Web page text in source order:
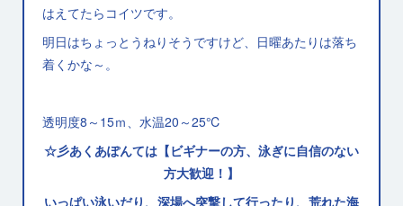
はえてたらコイツです。
明日はちょっとうねりそうですけど、日曜あたりは落ち
着くかな～。
透明度8～15ｍ、水温20～25℃
☆彡あくあぽんては【ビギナーの方、泳ぎに自信のない
方大歓迎！】
いっぱい泳いだり、深場へ突撃して行ったり、荒れた海